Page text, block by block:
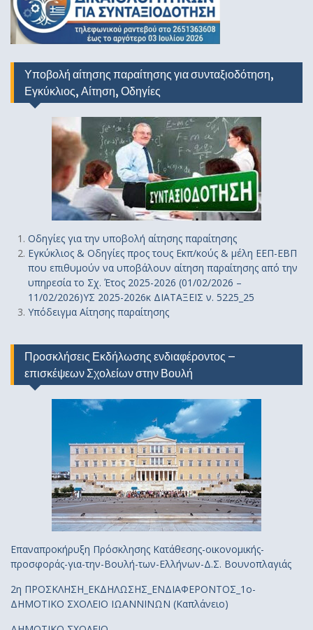
Υποβολή αίτησης παραίτησης για συνταξιοδότηση,
Εγκύκλιος, Αίτηση, Οδηγίες
Οδηγίες για την υποβολή αίτησης παραίτησης
Εγκύκλιος & Οδηγίες προς τους Εκπ/κούς & μέλη ΕΕΠ-ΕΒΠ
που επιθυμούν να υποβάλουν αίτηση παραίτησης από την
υπηρεσία το Σχ. Έτος 2025-2026 (01/02/2026 –
11/02/2026)ΥΣ 2025-2026κ ΔΙΑΤΑΞΕΙΣ ν. 5225_25
Υπόδειγμα Αίτησης παραίτησης
Προσκλήσεις Εκδήλωσης ενδιαφέροντος –
επισκέψεων Σχολείων στην Βουλή
Επαναπροκήρυξη Πρόσκλησης Κατάθεσης-οικονομικής-
προσφοράς-για-την-Βουλή-των-Ελλήνων-Δ.Σ. Βουνοπλαγιάς
2η ΠΡΟΣΚΛΗΣΗ_ΕΚΔΗΛΩΣΗΣ_ΕΝΔΙΑΦΕΡΟΝΤΟΣ_1ο-
ΔΗΜΟΤΙΚΟ ΣΧΟΛΕΙΟ ΙΩΑΝΝΙΝΩΝ (Καπλάνειο)